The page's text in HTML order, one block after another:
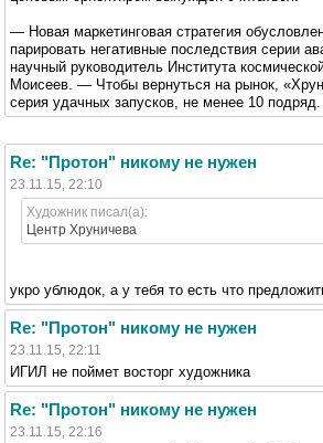
— Новая маркетинговая стратегия
парировать негативные последствия серии
научный руководитель Института
Моисеев. — Чтобы вернуться на рынок,
серия удачных запусков, не менее 10 подряд.
Re: "Протон" никому не нужен
23.11.15, 22:10
Художник писал(а):
Центр Хруничева
укро ублюдок, а у тебя то есть что
Re: "Протон" никому не нужен
23.11.15, 22:11
ИГИЛ не поймет восторг художника
Re: "Протон" никому не нужен
23.11.15, 22:16